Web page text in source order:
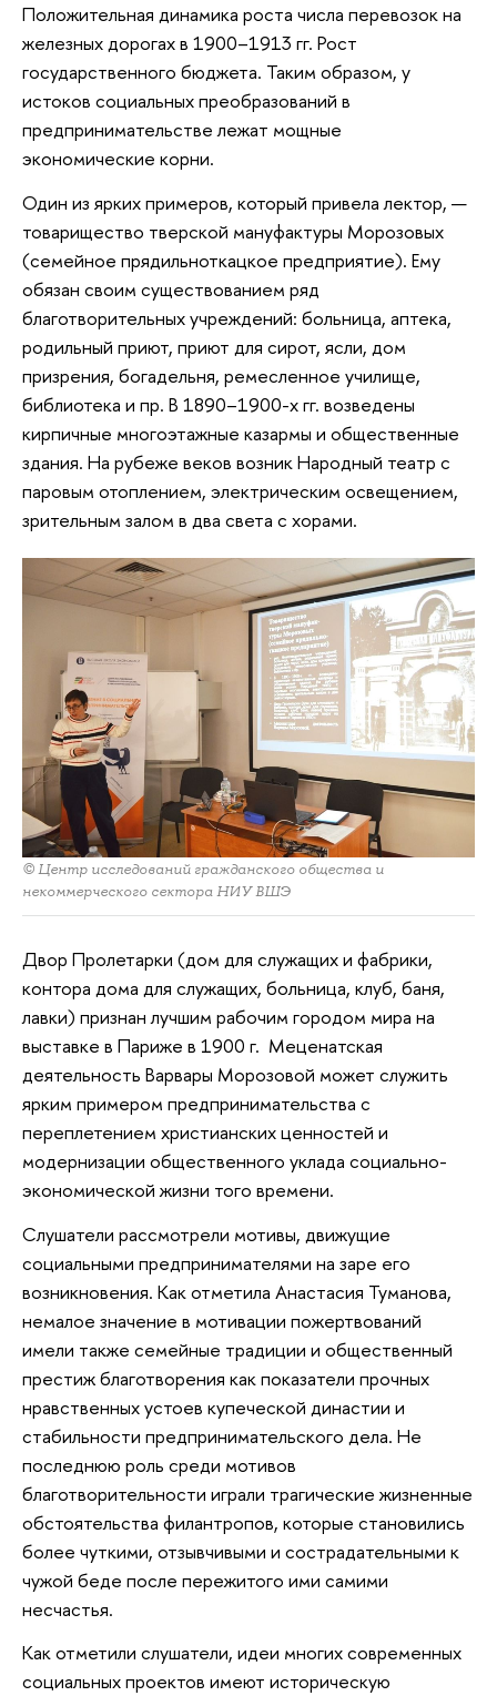
Положительная динамика роста числа перевозок на
железных дорогах в 1900–1913 гг. Рост
государственного бюджета. Таким образом, у
истоков социальных преобразований в
предпринимательстве лежат мощные
экономические корни.
Один из ярких примеров, который привела лектор, —
товарищество тверской мануфактуры Морозовых
(семейное прядильноткацкое предприятие). Ему
обязан своим существованием ряд
благотворительных учреждений: больница, аптека,
родильный приют, приют для сирот, ясли, дом
призрения, богадельня, ремесленное училище,
библиотека и пр. В 1890–1900-х гг. возведены
кирпичные многоэтажные казармы и общественные
здания. На рубеже веков возник Народный театр с
паровым отоплением, электрическим освещением,
зрительным залом в два света с хорами.
© Центр исследований гражданского общества и
некоммерческого сектора НИУ ВШЭ
Двор Пролетарки (дом для служащих и фабрики,
контора дома для служащих, больница, клуб, баня,
лавки) признан лучшим рабочим городом мира на
выставке в Париже в 1900 г. Меценатская
деятельность Варвары Морозовой может служить
ярким примером предпринимательства с
переплетением христианских ценностей и
модернизации общественного уклада социально-
экономической жизни того времени.
Слушатели рассмотрели мотивы, движущие
социальными предпринимателями на заре его
возникновения. Как отметила Анастасия Туманова,
немалое значение в мотивации пожертвований
имели также семейные традиции и общественный
престиж благотворения как показатели прочных
нравственных устоев купеческой династии и
стабильности предпринимательского дела. Не
последнюю роль среди мотивов
благотворительности играли трагические жизненные
обстоятельства филантропов, которые становились
более чуткими, отзывчивыми и сострадательными к
чужой беде после пережитого ими самими
несчастья.
Как отметили слушатели, идеи многих современных
социальных проектов имеют историческую